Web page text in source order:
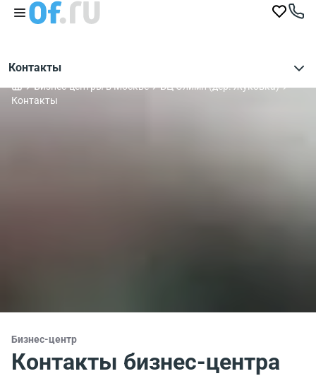
Контакты
Бизнес-центры в Москве
БЦ Олимп (дер. Жуковка)
Контакты
Бизнес-центр
Контакты бизнес-центра